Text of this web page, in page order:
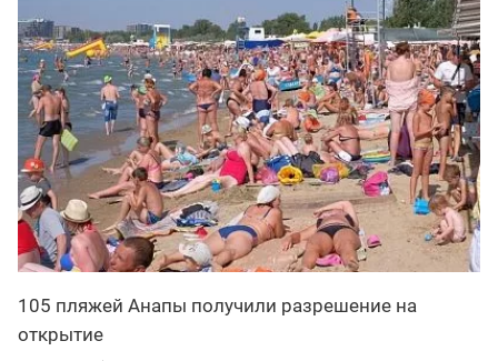
105 пляжей Анапы получили разрешение на
открытие